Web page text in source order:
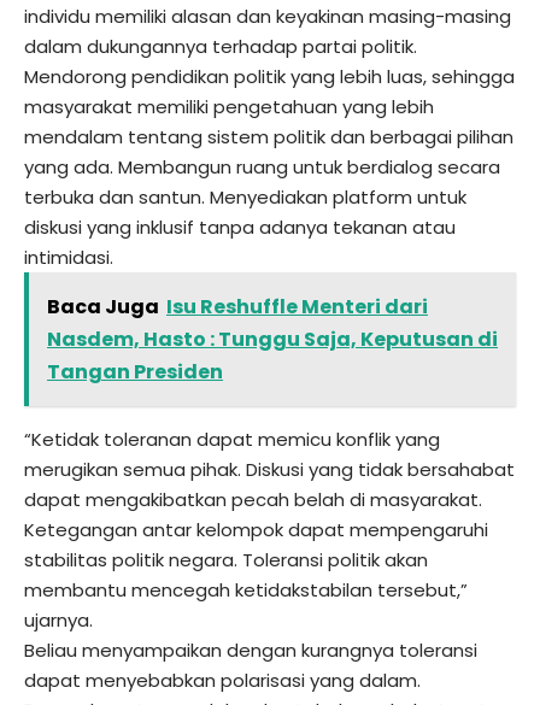
individu memiliki alasan dan keyakinan masing-masing
dalam dukungannya terhadap partai politik.
Mendorong pendidikan politik yang lebih luas, sehingga
masyarakat memiliki pengetahuan yang lebih
mendalam tentang sistem politik dan berbagai pilihan
yang ada. Membangun ruang untuk berdialog secara
terbuka dan santun. Menyediakan platform untuk
diskusi yang inklusif tanpa adanya tekanan atau
intimidasi.
Baca Juga Isu Reshuffle Menteri dari
Nasdem, Hasto : Tunggu Saja, Keputusan di
Tangan Presiden
“Ketidak toleranan dapat memicu konflik yang
merugikan semua pihak. Diskusi yang tidak bersahabat
dapat mengakibatkan pecah belah di masyarakat.
Ketegangan antar kelompok dapat mempengaruhi
stabilitas politik negara. Toleransi politik akan
membantu mencegah ketidakstabilan tersebut,”
ujarnya.
Beliau menyampaikan dengan kurangnya toleransi
dapat menyebabkan polarisasi yang dalam.